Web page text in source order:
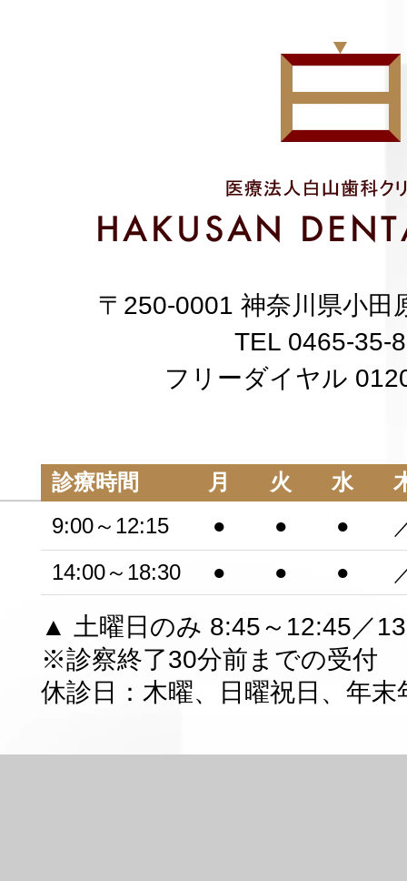
〒250-0001 神奈川県小田
TEL 0465-35-
フリーダイヤル
診療時間 月 火 水
9:00～12:15
● ● ●
14:00～18:30
● ● ●
▲ 土曜日のみ 8:45～12:45／
※診察終了30分前までの受付
休診日：木曜、日曜祝日、年